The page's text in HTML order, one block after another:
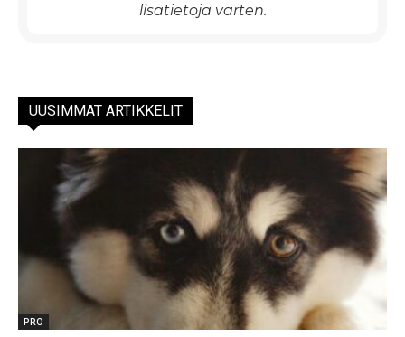
lisätietoja varten.
UUSIMMAT ARTIKKELIT
PRO